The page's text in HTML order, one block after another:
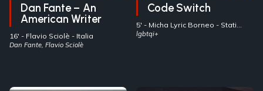
Dan Fante – An
American Writer
16' - Flavio Sciolè - Italia
Dan Fante, Flavio Sciolè
Code Switch
5' - Micha Lyric Borneo
Uniti
lgbtqi+